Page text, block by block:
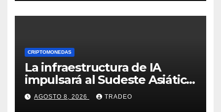
CRIPTOMONEDAS
La infraestructura de IA
impulsará al Sudeste Asiático,
destaca United Overseas
Bank
AGOSTO 8, 2026 TRADEO